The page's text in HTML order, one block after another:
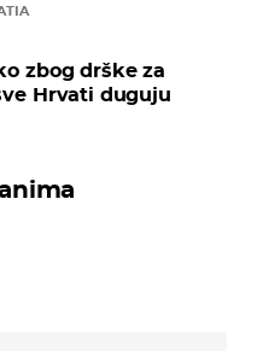
zbog drške za
Hrvati duguju